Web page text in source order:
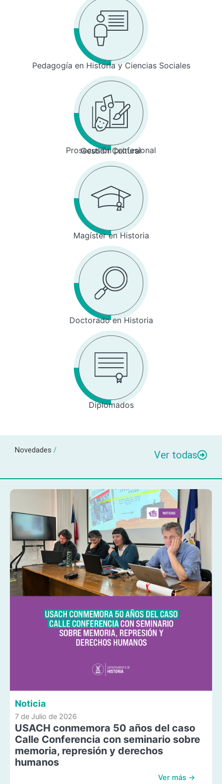
Pedagogía en Historia y Ciencias Sociales
Prosecusión profesional
Gestión Cultural
Magíster en Historia
Doctorado en Historia
Diplomados
Novedades / Ver todas
Noticia
7 de Julio de 2026
USACH conmemora 50 años del caso
Calle Conferencia con seminario sobre
memoria, represión y derechos
humanos
Ver más →